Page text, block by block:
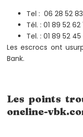
Tel : 06 28 52
Tél. : 01 89 52 62
Tel. : 01 89 52 45
Les escrocs ont
Bank.
Les points
oneline-